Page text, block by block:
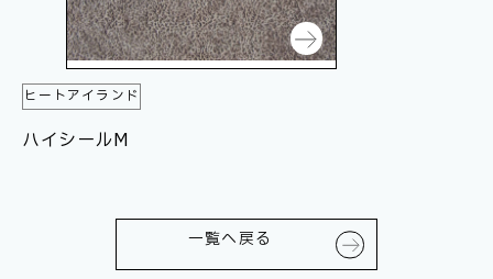
ヒートアイランド
ハイシールM
一覧へ戻る